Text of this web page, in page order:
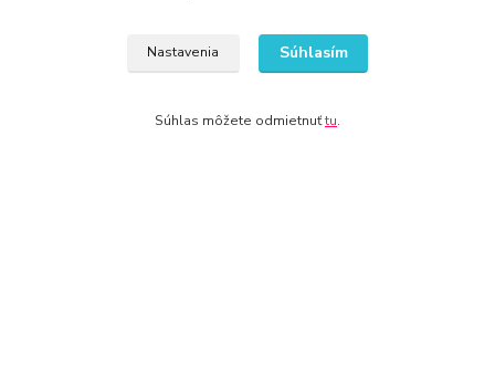
Nastavenia Súhlasím
Súhlas môžete odmietnuťtu.